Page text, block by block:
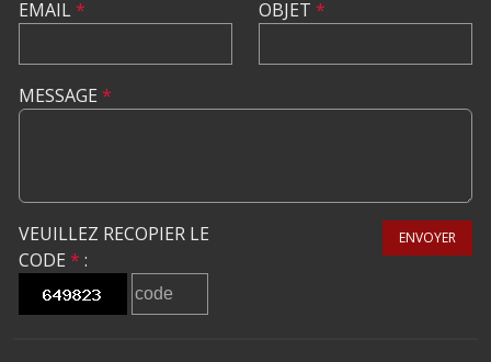
EMAIL* OBJET *
MESSAGE *
VEUILLEZ RECOPIER LE
CODE * :
ENVOYER